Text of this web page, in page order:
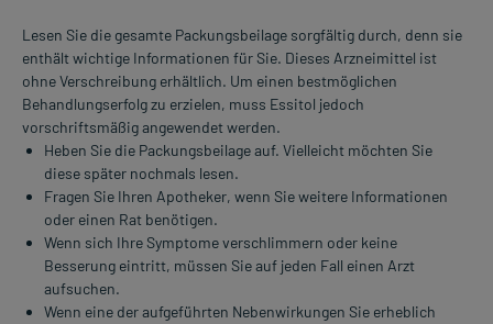
Lesen Sie die gesamte Packungsbeilage sorgfältig durch, denn sie
enthält wichtige Informationen für Sie. Dieses Arzneimittel ist
ohne Verschreibung erhältlich. Um einen bestmöglichen
Behandlungserfolg zu erzielen, muss Essitol jedoch
vorschriftsmäßig angewendet werden.
Heben Sie die Packungsbeilage auf. Vielleicht möchten Sie
diese später nochmals lesen.
Fragen Sie Ihren Apotheker, wenn Sie weitere Informationen
oder einen Rat benötigen.
Wenn sich Ihre Symptome verschlimmern oder keine
Besserung eintritt, müssen Sie auf jeden Fall einen Arzt
aufsuchen.
Wenn eine der aufgeführten Nebenwirkungen Sie erheblich